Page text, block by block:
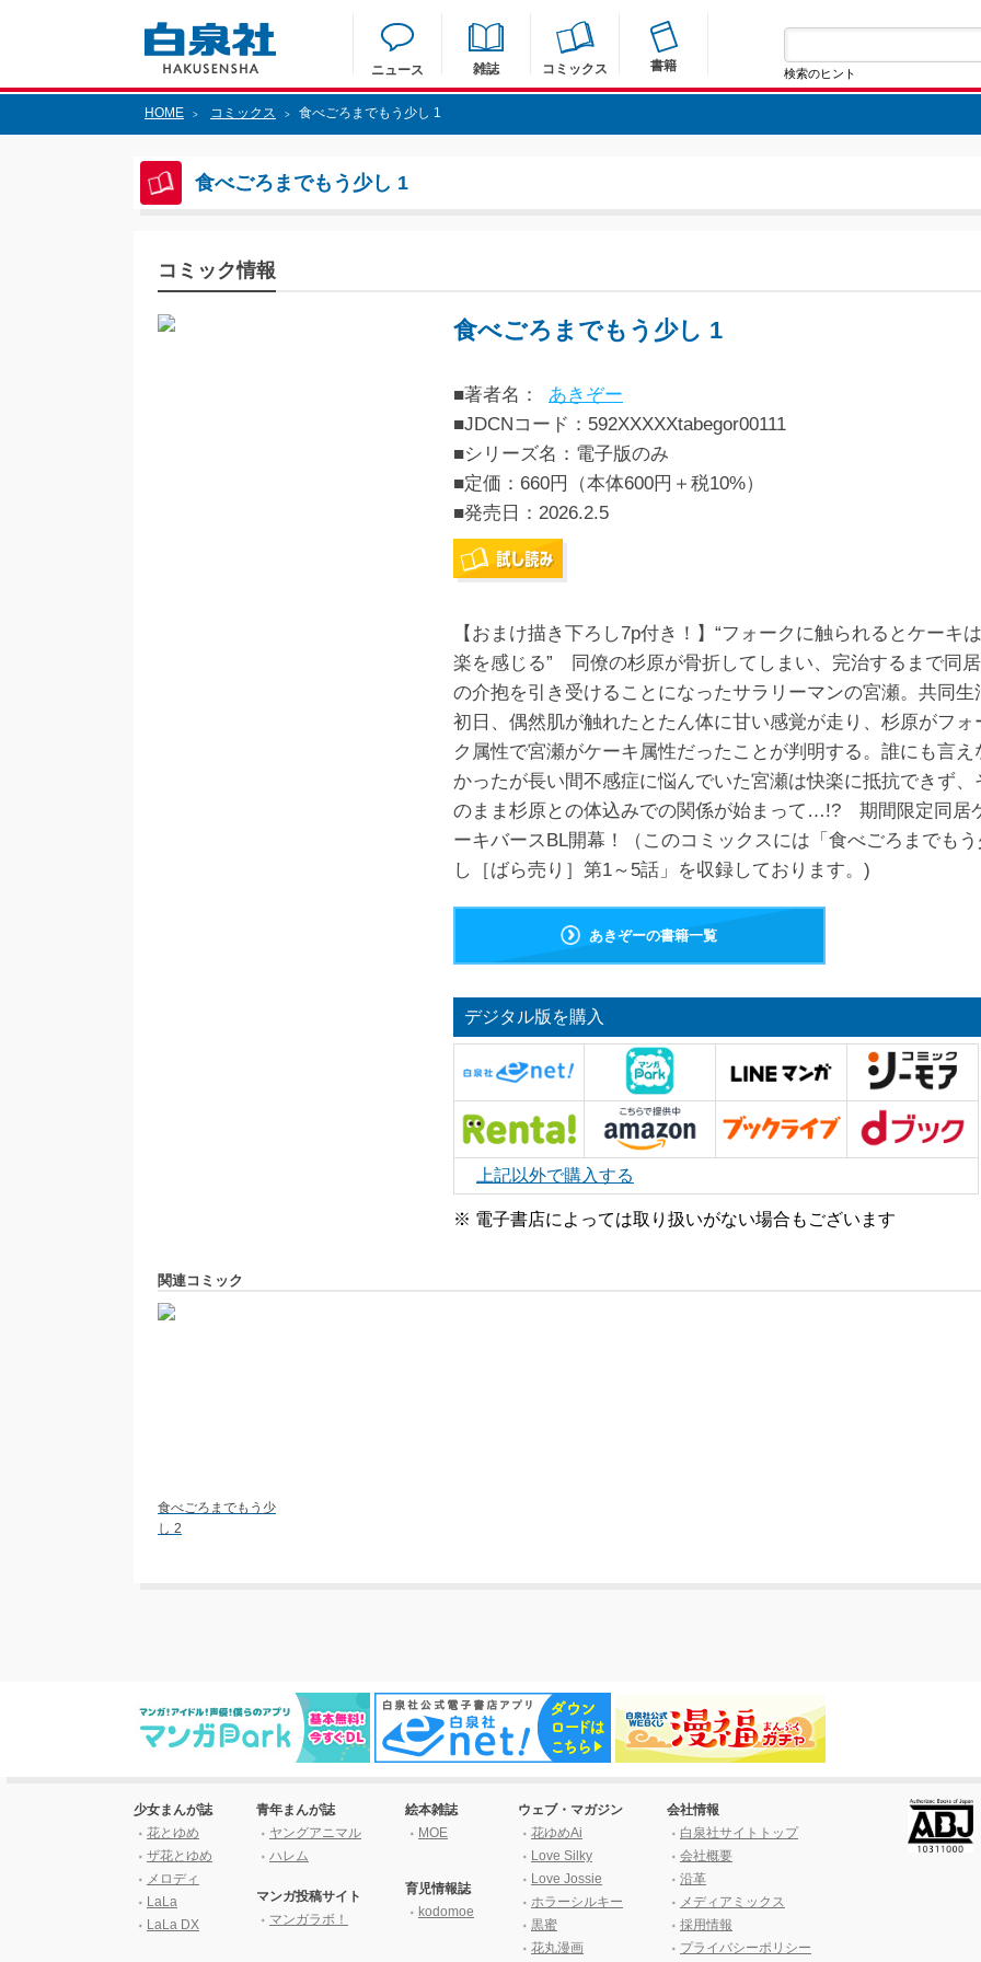
ニュース 雑誌 コミックス 書籍 検索のヒント
HOME > コミックス > 食べごろまでもう少し 1
食べごろまでもう少し 1
コミック情報
食べごろまでもう少し 1
■著者名：
あきぞー
■JDCNコード：592XXXXXtabegor00111
■シリーズ名：電子版のみ
■定価：660円（本体600円＋税10%）
■発売日： 2026.2.5
【おまけ描き下ろし7p付き！】“フォークに触られるとケーキ
楽を感じる” 同僚の杉原が骨折してしまい、完治するまで同
の介抱を引き受けることになったサラリーマンの宮瀬。共同生
初日、偶然肌が触れたとたん体に甘い感覚が走り、杉原がフォ
ク属性で宮瀬がケーキ属性だったことが判明する。誰にも言え
かったが長い間不感症に悩んでいた宮瀬は快楽に抵抗できず、
のまま杉原との体込みでの関係が始まって…!? 期間限定同居
ーキバースBL開幕！（このコミックスには「食べごろまでも
し［ばら売り］第1～5話」を収録しております。)
あきぞーの書籍一覧
デジタル版を購入
上記以外で購入する
※ 電子書店によっては取り扱いがない場合もございます
関連コミック
食べごろまでもう少
し 2
少女まんが誌
花とゆめ
ザ花とゆめ
メロディ
LaLa
LaLa DX
青年まんが誌
ヤングアニマル
ハレム
マンガ投稿サイト
マンガラボ！
絵本雑誌
MOE
育児情報誌
kodomoe
ウェブ・マガジン
花ゆめAi
Love Silky
Love Jossie
ホラーシルキー
黒蜜
花丸漫画
会社情報
白泉社サイトトップ
会社概要
沿革
メディアミックス
採用情報
プライバシーポリシー